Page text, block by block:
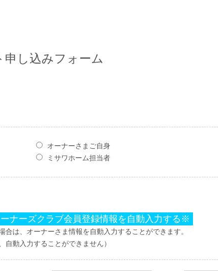
申し込みフォーム
オーナーさまご自身
ミサワホーム担当者
ナーズクラブ会員登録情報を自動入力する※
は、オーナーさま情報を自動入力することができます。
自動入力することができません）